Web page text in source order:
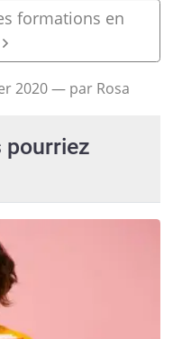
formations en
2020— par Rosa
pourriez